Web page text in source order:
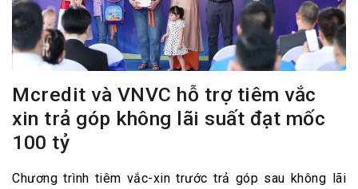
Mcredit và VNVC hỗ trợ tiêm vắc
xin trả góp không lãi suất đạt mốc
100 tỷ
Chương trình tiêm vắc-xin trước trả góp sau không lãi